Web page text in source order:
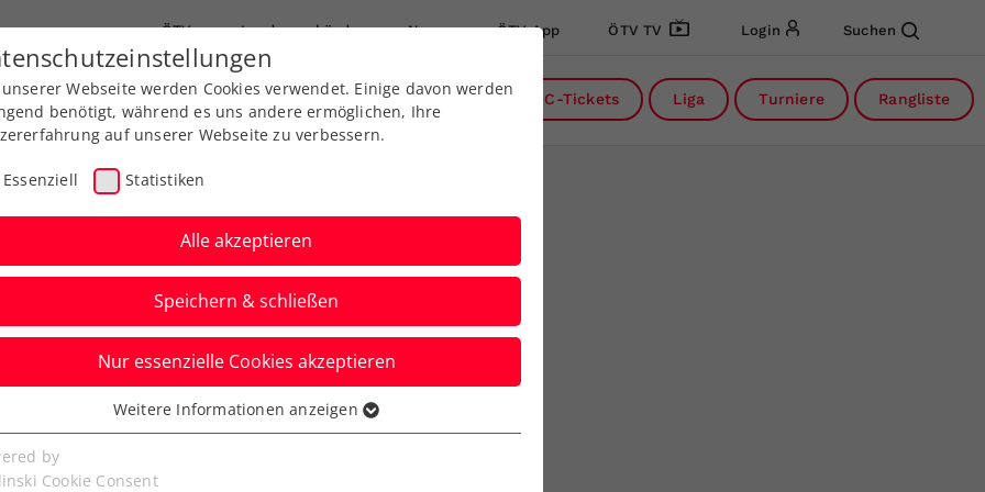
ÖTV Landesverbände News ÖTV App ÖTV TV Login Suchen
Ausbildung Services Über uns DC-Tickets Liga Turniere Rangliste
kommt sich nur als
Webseite werden Cookies verwendet. Einige davon werden
benötigt, während es uns andere ermöglichen, Ihre
auf unserer Webseite zu verbessern.
Essenziell Statistiken
Alle akzeptieren
Speichern & schließen
Nur essenzielle Cookies akzeptieren
Cookies werden für grundlegende Funktionen der
benötigt. Dadurch ist gewährleistet, dass die Webseite
Weitere Informationen anzeigen
by
Cookie Consent